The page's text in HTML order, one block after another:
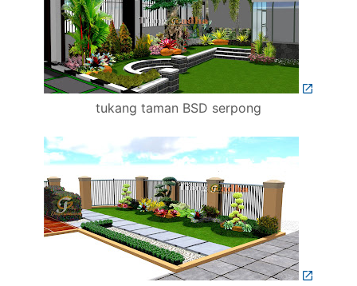
tukang taman BSD serpong